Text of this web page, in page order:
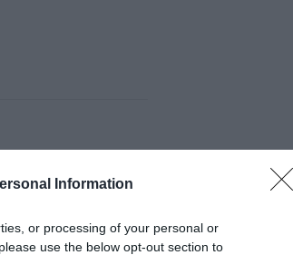
Information
or processing of your personal or
use the below opt-out section to